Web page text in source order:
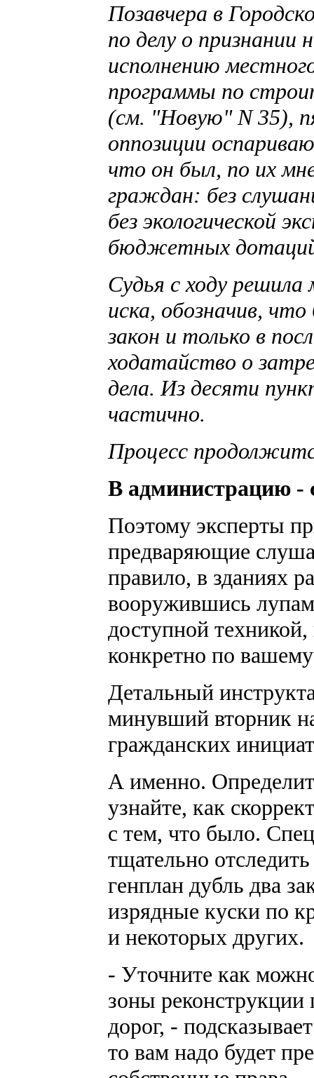
Позавчера в
по делу о
исполнению
программы по
(см. "Новую" N 35),
оппозиции
что он был, по их
граждан: без
без экологической
бюджетных
Судья с ходу
иска, обозначив,
закон и только в
ходатайство о
дела. Из десяти
частично.
Процесс
В администрацию -
Поэтому эксперты
предваряющие
правило, в зданиях
вооружившись
доступной
конкретно по
Детальный
минувший вторник
гражданских
А именно.
узнайте, как
с тем, что было.
тщательно
генплан дубль два
изрядные куски по
и некоторых других.
- Уточните как
зоны реконструкции
дорог, -
то вам надо будет